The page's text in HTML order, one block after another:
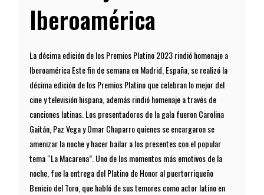
Iberoamérica
La décima edición de los Premios Platino 2023 rindió homenaje a
Iberoamérica Este fin de semana en Madrid, España, se realizó la
décima edición de los Premios Platino que celebran lo mejor del
cine y televisión hispana, además rindió homenaje a través de
canciones latinas. Los presentadores de la gala fueron Carolina
Gaitán, Paz Vega y Omar Chaparro quienes se encargaron se
amenizar la noche y hacer bailar a los presentes con el popular
tema “La Macarena”. Uno de los momentos más emotivos de la
noche, fue la entrega del Platino de Honor al puertorriqueño
Benicio del Toro, que habló de sus temores como actor latino en